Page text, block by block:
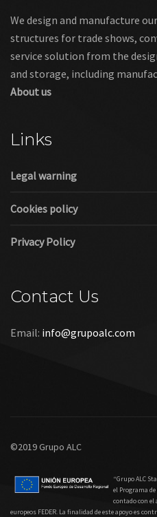
We design and manufacture
structures for trade shows,
service solution from the
and storage, including
About us
Links
Legal warning
Cookies policy
Privacy Policy
Contact Us
Email: info@grupoalc.com
©2019 Grupo ALC
“Grupo ALC
el Programa
contado con el
europeos FEDER. La finalidad de este apoyo es